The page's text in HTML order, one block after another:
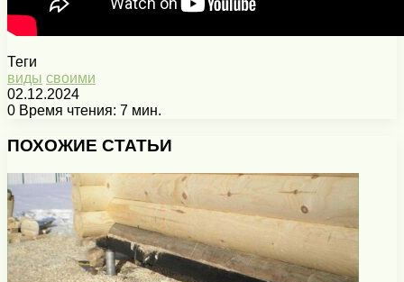
Теги
виды своими
02.12.2024
0 Время чтения: 7 мин.
ПОХОЖИЕ СТАТЬИ